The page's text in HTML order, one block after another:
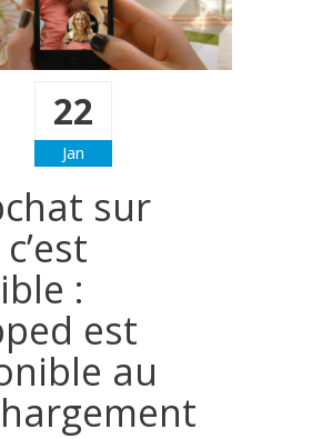
22
Jan
sur
:
est
au